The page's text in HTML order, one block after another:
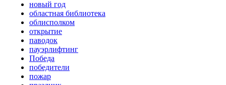
новый год
областная библиотека
облисполком
открытие
паводок
пауэрлифтинг
Победа
победители
пожар